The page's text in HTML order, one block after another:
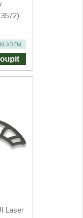
Laser